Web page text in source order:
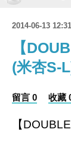
2014-06-13
【
(米杏S-
留言 0 收藏
【